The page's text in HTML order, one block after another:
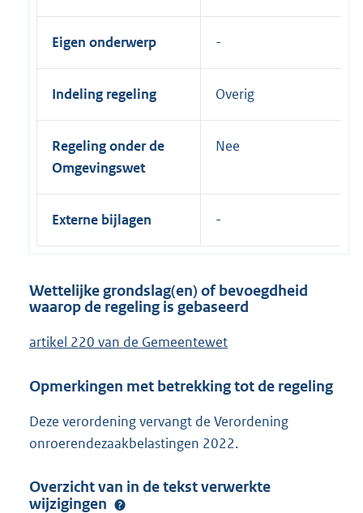
Eigen onderwerp
Indeling regeling Overig
Regeling onder de
Omgevingswet
Nee
Externe bijlagen
Wettelijke grondslag(en) of bevoegdheid
waarop de regeling is gebaseerd
artikel 220 van de Gemeentewet
Opmerkingen met betrekking tot de regeling
Deze verordening vervangt de Verordening
onroerendezaakbelastingen 2022.
Overzicht van in de tekst verwerkte
wijzigingen